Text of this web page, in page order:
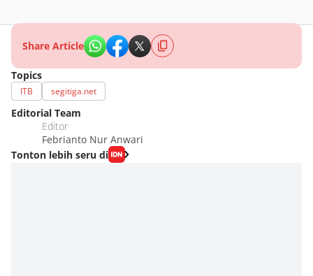
Share Article
Topics
ITB segitiga.net
Editorial Team
Editor
Febrianto Nur Anwari
Tonton lebih seru di